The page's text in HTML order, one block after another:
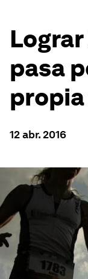
pasa
12 abr. 2016